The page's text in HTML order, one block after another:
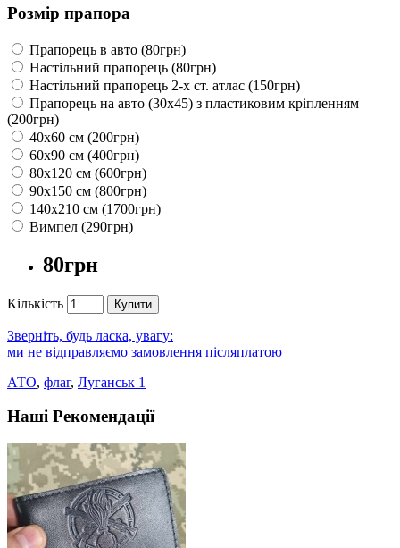
Розмір прапора
Прапорець в авто (80грн)
Настільний прапорець (80грн)
Настільний прапорець 2-х ст. атлас (150грн)
Прапорець на авто (30х45) з пластиковим кріпленням
(200грн)
40х60 см (200грн)
60х90 см (400грн)
80х120 см (600грн)
90х150 см (800грн)
140х210 см (1700грн)
Вимпел (290грн)
80грн
Кількість Купити
Зверніть, будь ласка, увагу:
ми не відправляємо замовлення післяплатою
АТО, флаг, Луганськ 1
Наші Рекомендації